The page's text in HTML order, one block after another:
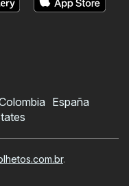
España
.